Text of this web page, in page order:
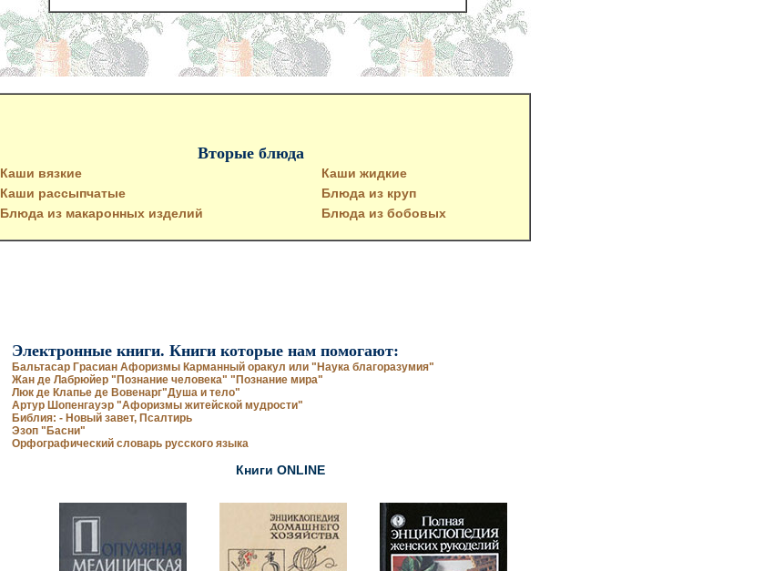
Вторые блюда
Каши вязкие
Каши жидкие
Каши рассыпчатые
Блюда из круп
Блюда из макаронных изделий
Блюда из бобовых
Электронные книги. Книги которые нам помогают:
Бальтасар Грасиан Афоризмы Карманный оракул или "Наука благоразумия"
Жан де Лабрюйер "Познание человека" "Познание мира"
Люк де Клапье де Вовенарг"Душа и тело"
Артур Шопенгауэр "Афоризмы житейской мудрости"
Библия: - Новый завет, Псалтирь
Эзоп "Басни"
Орфографический словарь русского языка
Книги ONLINE